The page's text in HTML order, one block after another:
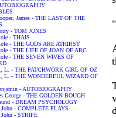
James - THE LAST OF THE
- TOM JONES
- THAIS
- THE GODS ARE ATHIRST
- THE LIFE OF JOAN OF ARC
- THE SEVEN WIVES OF
L. - THE PATCHWORK GIRL OF OZ
L. - THE WONDERFUL WIZARD OF
- AUTOBIOGRAPHY
George - THE GOLDEN BOUGH
- DREAM PSYCHOLOGY
John - COMPLETE PLAYS
John - STRIFE